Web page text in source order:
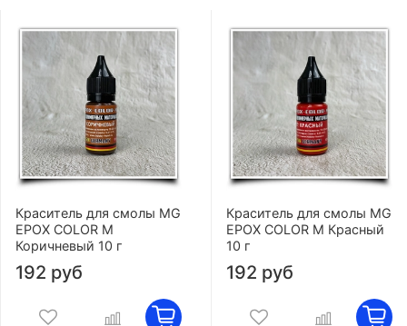
Краситель для смолы MG
EPOX COLOR M
Коричневый 10 г
192 руб
Краситель для смолы MG
EPOX COLOR M Красный
10 г
192 руб